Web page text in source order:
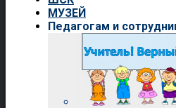
МУЗЕЙ
Педагогам и